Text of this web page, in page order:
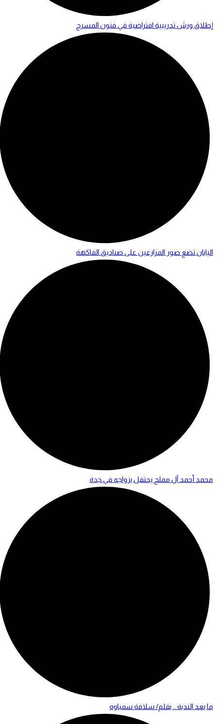
إطلاق ورش تدريبية افتراضية في فنون المسرح
اليابان تضع صور المزارعين على صناديق الفاكهة
محمد أحمد آل مملح يحتفل بزواجه في جدة
ما بعد الندبة .. بقلم/ سلافة سمباوه